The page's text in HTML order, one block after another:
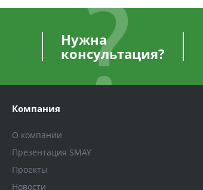
Нужна
консультация?
Компания
О компании
Презентация SMAY
Проекты
Новости